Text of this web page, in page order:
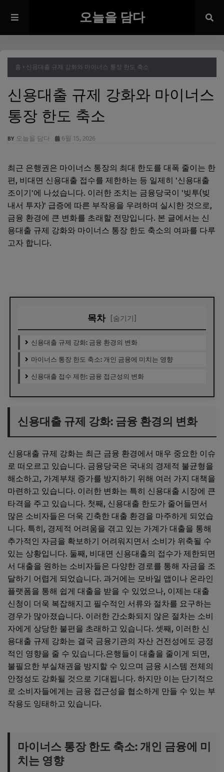
오늘을 담다
홈 신용대출 규제 강화와 마이너스 통장 한도 축소
신용대출 규제 강화와 마이너스
통장 한도 축소
오늘을 담다 6월 15, 2026
최근 은행권은 마이너스 통장의 최대 한도를 대폭 줄이는 한
편, 비대면 신용대출 접수를 제한하는 등 일제히 '신용대출
조이기'에 나섰습니다. 이러한 조치는 금융당국이 '빚투(빚
내서 투자)' 급증에 따른 부작용을 우려하며 실시한 것으로,
금융 환경에 큰 변화를 초래할 전망입니다. 본 글에서는 신
용대출 규제 강화와 마이너스 통장 한도 축소의 여파를 다루
고자 합니다.
목차 [숨기기]
신용대출 규제 강화: 금융 환경의 변화
마이너스 통장 한도 축소: 개인 금융에 미치는 영향
신용대출 접수 제한: 금융 접근성의 변화
신용대출 규제 강화: 금융 환경의 변화
신용대출 규제 강화는 최근 금융 환경에서 매우 중요한 이슈
로 떠오르고 있습니다. 금융당국은 국내의 경제적 불균형을
해소하고, 가계부채 증가를 방지하기 위해 여러 가지 대책을
마련하고 있습니다. 이러한 변화는 특히 신용대출 시장에 큰
타격을 주고 있습니다. 첫째, 신용대출 한도가 줄어들면서
많은 소비자들은 더욱 긴축한 대출 환경을 마주하게 되었습
니다. 특히, 경제적 어려움을 겪고 있는 가계가 대출을 통해
추가적인 자금을 확보하기 어려워지면서 소비가 위축될 수
있는 상황입니다. 둘째, 비대면 신용대출의 접수가 제한되면
서 대출을 원하는 소비자들은 다양한 경로를 통해 자금을 조
달하기 어렵게 되었습니다. 과거에는 모바일 앱이나 온라인
플랫폼을 통해 쉽게 대출을 받을 수 있었으나, 이제는 대출
신청이 더욱 복잡해지고 필수적인 서류와 절차를 요구하는
경우가 많아졌습니다. 이러한 간소화되지 않은 절차는 소비
자에게 상당한 불편을 초래하고 있습니다. 셋째, 이러한 신
용대출 규제 강화는 결국 금융기관의 자산 건전성에도 긍정
적인 영향을 줄 수 있습니다.은행들이 대출을 줄이게 되면,
불필요한 부실채권을 방지할 수 있으며 금융 시스템 전체의
안정성도 강화될 것으로 기대됩니다. 하지만 이는 단기적으
로 소비자들에게는 금융 접근성을 협소하게 만들 수 있는 부
작용도 잉태하고 있습니다.
마이너스 통장 한도 축소: 개인 금융에 미
치는 영향